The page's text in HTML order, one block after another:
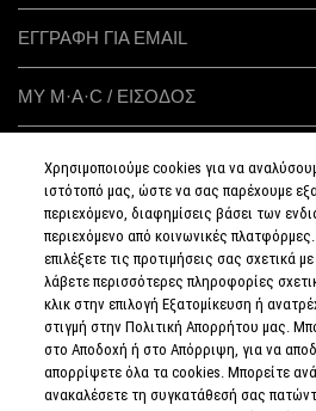
ΕΓΓΡΑΦΗ ΓΙΑ EMAIL
ΜΥ M·A·C / ΕΙΣΟΔΟΣ
ΠΟΛΙΤΙΚΗ
ΑΠΟΡΡΗΤΟΥ
ΟΡΟΙ &
ΟΡΟΙ
Χρησιμοποιούμε cookies για να
ιστότοπό μας, ώστε να σας παρέχουμε
περιεχόμενο, διαφημίσεις βάσει των
περιεχόμενο από κοινωνικές
επιλέξετε τις προτιμήσεις σας σχετικά
λάβετε περισσότερες πληροφορίες
κλικ στην επιλογή Εξατομίκευση ή
στιγμή στην Πολιτική Απορρήτου μας.
στο Αποδοχή ή στο Απόρριψη, για να
απορρίψετε όλα τα cookies. Μπορείτε
ανακαλέσετε τη συγκατάθεσή σας